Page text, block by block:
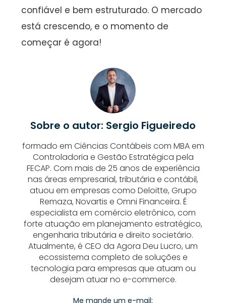
confiável e bem estruturado. O mercado
está crescendo, e o momento de
começar é agora!
Sobre o autor: Sergio Figueiredo
formado em Ciências Contábeis com MBA em
Controladoria e Gestão Estratégica pela
FECAP. Com mais de 25 anos de experiência
nas áreas empresarial, tributária e contábil,
atuou em empresas como Deloitte, Grupo
Remaza, Novartis e Omni Financeira. É
especialista em comércio eletrônico, com
forte atuação em planejamento estratégico,
engenharia tributária e direito societário.
Atualmente, é CEO da Agora Deu Lucro, um
ecossistema completo de soluções e
tecnologia para empresas que atuam ou
desejam atuar no e-commerce.
Me mande um e-mail: